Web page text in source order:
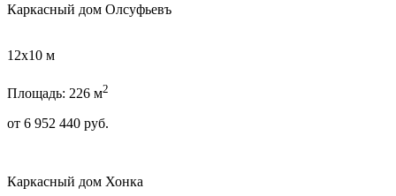
Каркасный дом Олсуфьевъ
12х10 м
Площадь: 226 м2
от 6 952 440 руб.
Каркасный дом Хонка